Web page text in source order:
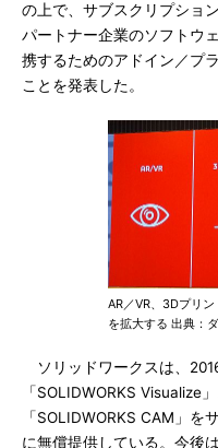
の上で、サブスクリプショ
パートナー企業のソフトウ
携するためのアドイン／プ
ことを発表した。
AR／VR、3Dプリ
を拡大する 出典：
ソリッドワークスは、
「SOLIDWORKS Visualize
「SOLIDWORKS CAM」
に無償提供している。今後